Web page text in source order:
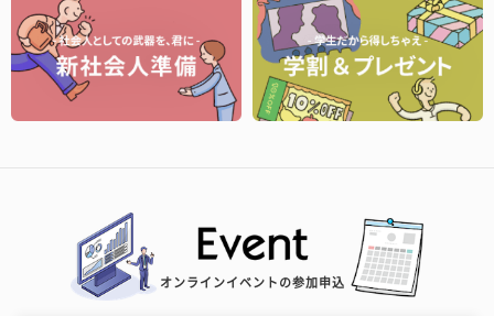
オンラインイベントの参加申込